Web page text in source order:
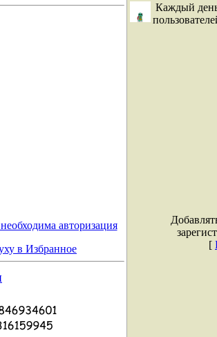
авторизация
в Избранное
Каждый
[